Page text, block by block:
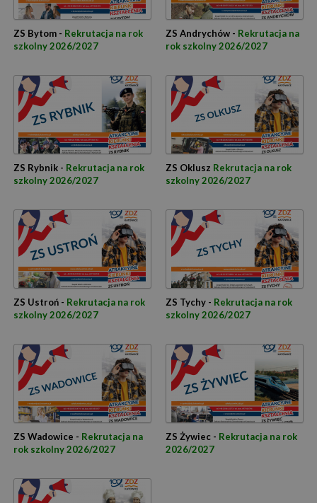
ZS Bytom - Rekrutacja na rok
szkolny 2026/2027
ZS Andrychów - Rekrutacja na
rok szkolny 2026/2027
ZS Rybnik - Rekrutacja na rok
szkolny 2026/2027
ZS Oklusz Rekrutacja na rok
szkolny 2026/2027
ZS Ustroń - Rekrutacja na rok
szkolny 2026/2027
ZS Tychy - Rekrutacja na rok
szkolny 2026/2027
ZS Wadowice - Rekrutacja na
rok szkolny 2026/2027
ZS Żywiec - Rekrutacja na rok
2026/2027